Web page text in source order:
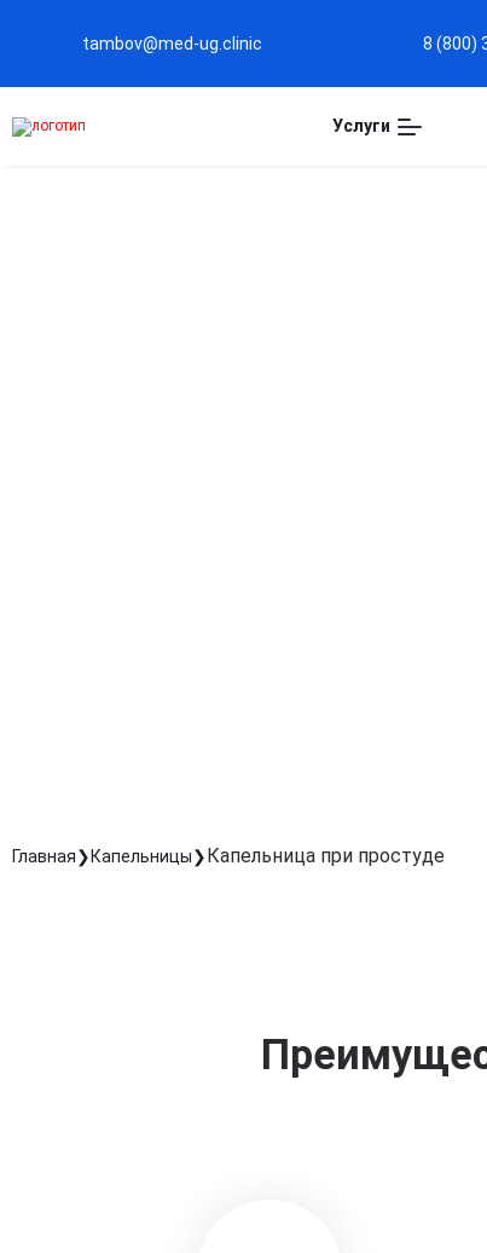
tambov@med-ug.clinic 8 (800)
Услуги
Главная Капельницы Капельница при простуде